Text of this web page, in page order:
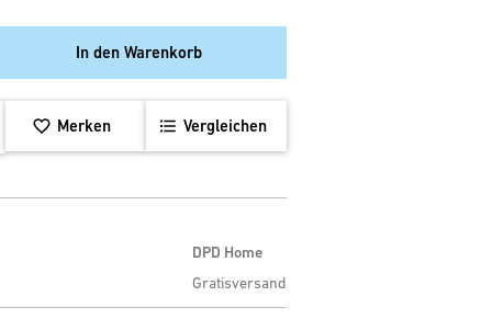
In den Warenkorb
Merken Vergleichen
DPD Home
Gratisversand